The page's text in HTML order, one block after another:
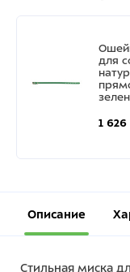
для
1 626
Описание
Стильная миска